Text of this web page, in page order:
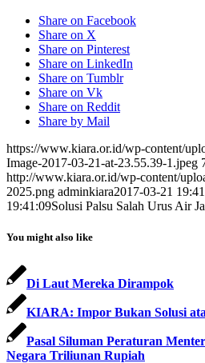
Share on Facebook
Share on X
Share on Pinterest
Share on LinkedIn
Share on Tumblr
Share on Vk
Share on Reddit
Share by Mail
https://www.kiara.or.id/wp-content/
Image-2017-03-21-at-23.55.39-1.jpeg
http://www.kiara.or.id/wp-content/
2025.png adminkiara2017-03-21
19:41:09Solusi Palsu Salah Urus Air
You might also like
Di Laut Mereka Dirampok
KIARA: Impor Bukan Solusi
Pasal Siluman Peraturan
Negara Triliunan Rupiah